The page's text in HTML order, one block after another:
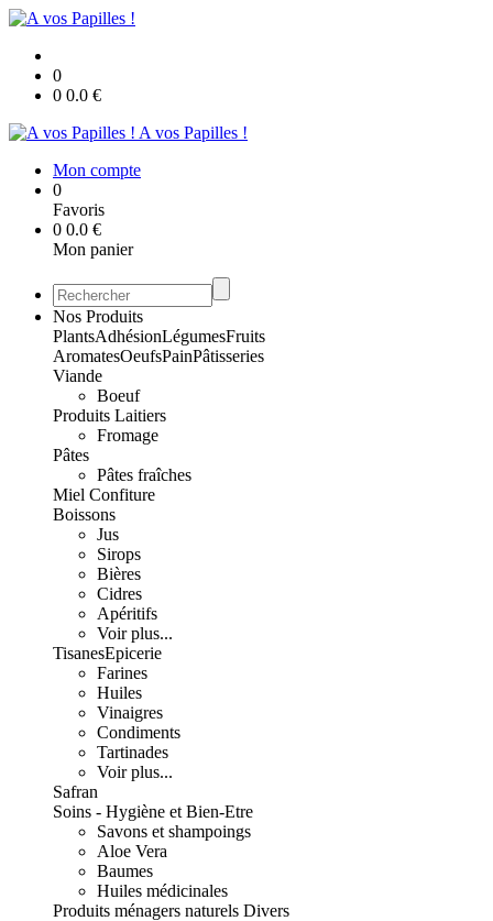
0
0 0.0 €
A vos Papilles !
Mon compte
0
Favoris
0 0.0 €
Mon panier
Nos Produits
PlantsAdhésionLégumesFruits
AromatesOeufsPainPâtisseries
Viande
Boeuf
Produits Laitiers
Fromage
Pâtes
Pâtes fraîches
Miel Confiture
Boissons
Jus
Sirops
Bières
Cidres
Apéritifs
Voir plus...
TisanesEpicerie
Farines
Huiles
Vinaigres
Condiments
Tartinades
Voir plus...
Safran
Soins - Hygiène et Bien-Etre
Savons et shampoings
Aloe Vera
Baumes
Huiles médicinales
Produits ménagers naturels Divers